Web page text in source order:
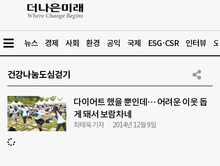
뉴스 경제 사회 환경 공익 국제 ESG·CSR 인터뷰
건강나눔도심걷기
다이어트 했을 뿐인데… 어려운 이웃 돕
게 돼서 보람차네
최태욱 기자 2014년 12월 9일